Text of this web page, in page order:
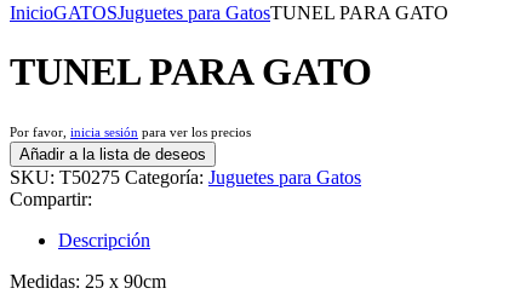
InicioGATOSJuguetes para GatosTUNEL PARA GATO
TUNEL PARA GATO
Por favor, inicia sesión para ver los precios
Añadir a la lista de deseos
SKU: T50275 Categoría: Juguetes para Gatos
Compartir:
Descripción
Medidas: 25 x 90cm